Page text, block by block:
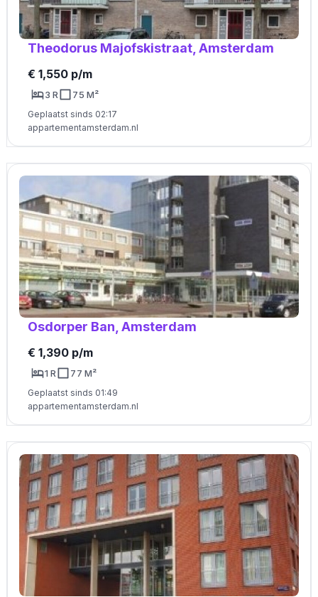
Theodorus Majofskistraat, Amsterdam
€ 1,550 p/m
3 R 75 M²
Geplaatst sinds 02:17
appartementamsterdam.nl
Osdorper Ban, Amsterdam
€ 1,390 p/m
1 R 77 M²
Geplaatst sinds 01:49
appartementamsterdam.nl